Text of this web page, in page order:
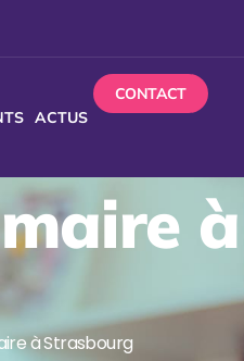
ACTUS
CONTACT
à
à Strasbourg